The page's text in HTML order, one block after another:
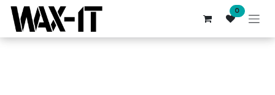
Overslaan naar inhoud 0